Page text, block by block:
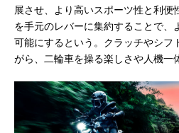
展させ、より高いスポーツ性と利便
を手元のレバーに集約することで、
可能にするという。クラッチやシフ
がら、二輪車を操る楽しさや人機一